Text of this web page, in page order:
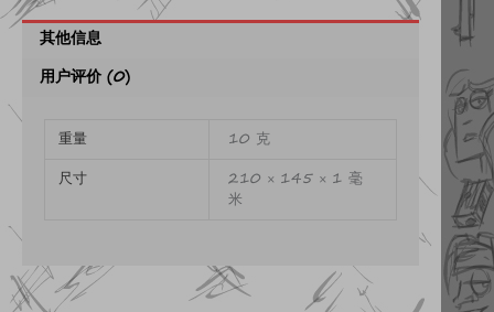
球》
数
其他信息
用户评价 (0)
重量
10 克
尺寸
210 × 145 × 1 毫
米